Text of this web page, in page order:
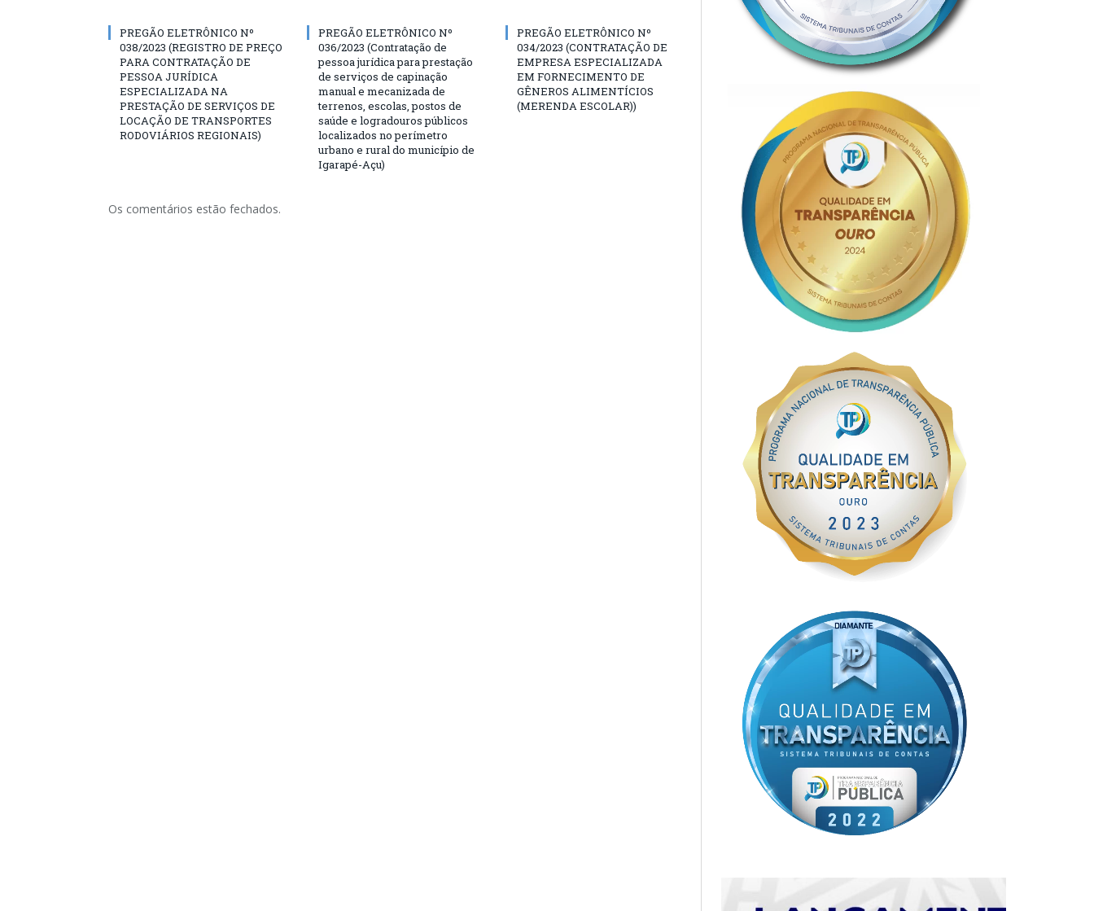
PREGÃO ELETRÔNICO Nº
038/2023 (REGISTRO DE PREÇO
PARA CONTRATAÇÃO DE
PESSOA JURÍDICA
ESPECIALIZADA NA
PRESTAÇÃO DE SERVIÇOS DE
LOCAÇÃO DE TRANSPORTES
RODOVIÁRIOS REGIONAIS)
PREGÃO ELETRÔNICO Nº
036/2023 (Contratação de
pessoa jurídica para prestação
de serviços de capinação
manual e mecanizada de
terrenos, escolas, postos de
saúde e logradouros públicos
localizados no perímetro
urbano e rural do município de
Igarapé-Açu)
PREGÃO ELETRÔNICO Nº
034/2023 (CONTRATAÇÃO DE
EMPRESA ESPECIALIZADA
EM FORNECIMENTO DE
GÊNEROS ALIMENTÍCIOS
(MERENDA ESCOLAR))
Os comentários estão fechados.